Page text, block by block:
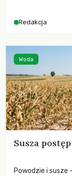
niezwykle
funkcjonowania
Redakcja
Susza
Powodzie i susze
Woda